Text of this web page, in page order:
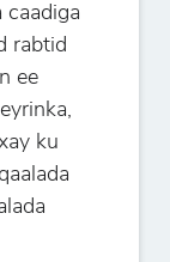
caadiga
rabtid
ee
ku